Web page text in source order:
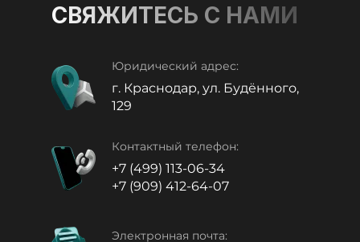
СВЯЖИТЕСЬ С НАМИ
Юридический адрес:
г. Краснодар, ул. Будённого,
129
Контактный телефон:
+7 (499) 113-06-34
+7 (909) 412-64-07
Электронная почта: